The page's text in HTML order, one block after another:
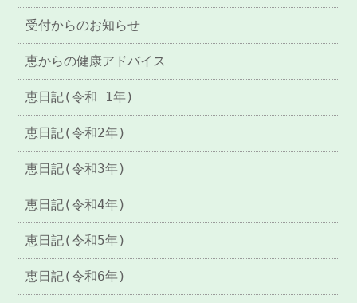
受付からのお知らせ
恵からの健康アドバイス
恵日記(令和 1年)
恵日記(令和2年)
恵日記(令和3年)
恵日記(令和4年)
恵日記(令和5年)
恵日記(令和6年)